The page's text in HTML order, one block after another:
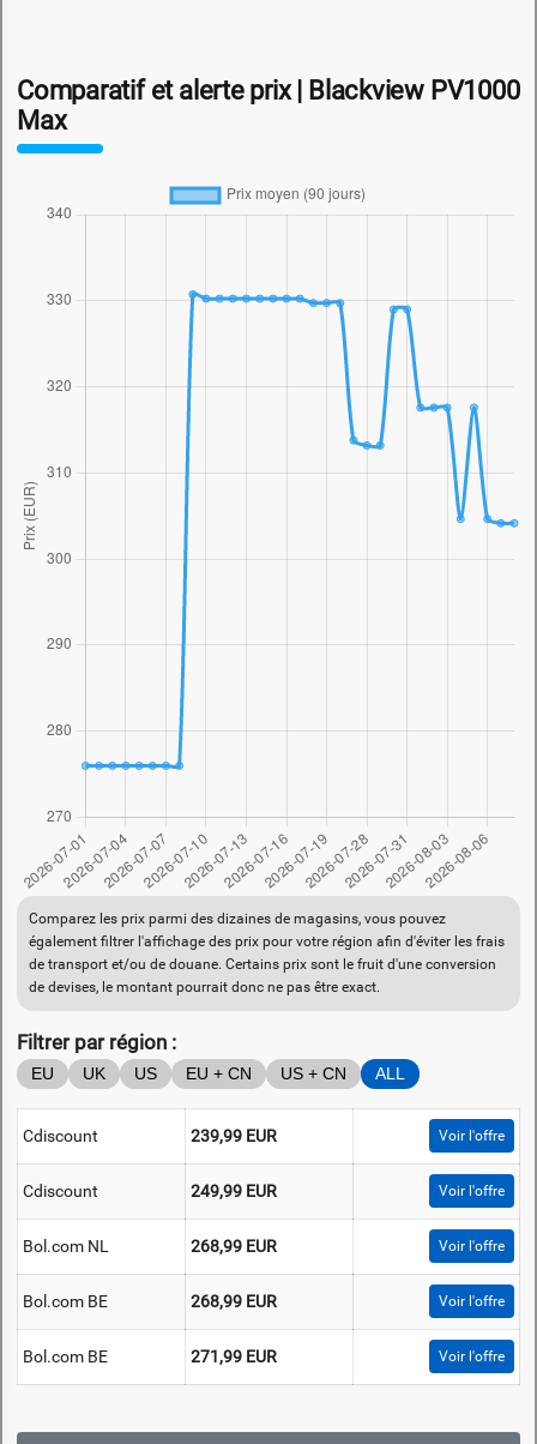
Comparatif et alerte prix | Blackview PV1000
Max
Comparez les prix parmi des dizaines de magasins, vous pouvez
également filtrer l'affichage des prix pour votre région afin d'éviter les frais
de transport et/ou de douane. Certains prix sont le fruit d'une conversion
de devises, le montant pourrait donc ne pas être exact.
Filtrer par région :
EU UK US EU + CN US + CN ALL
Cdiscount 239,99 EUR Voir l'offre
Cdiscount 249,99 EUR Voir l'offre
Bol.com NL 268,99 EUR Voir l'offre
Bol.com BE 268,99 EUR Voir l'offre
Bol.com BE 271,99 EUR Voir l'offre